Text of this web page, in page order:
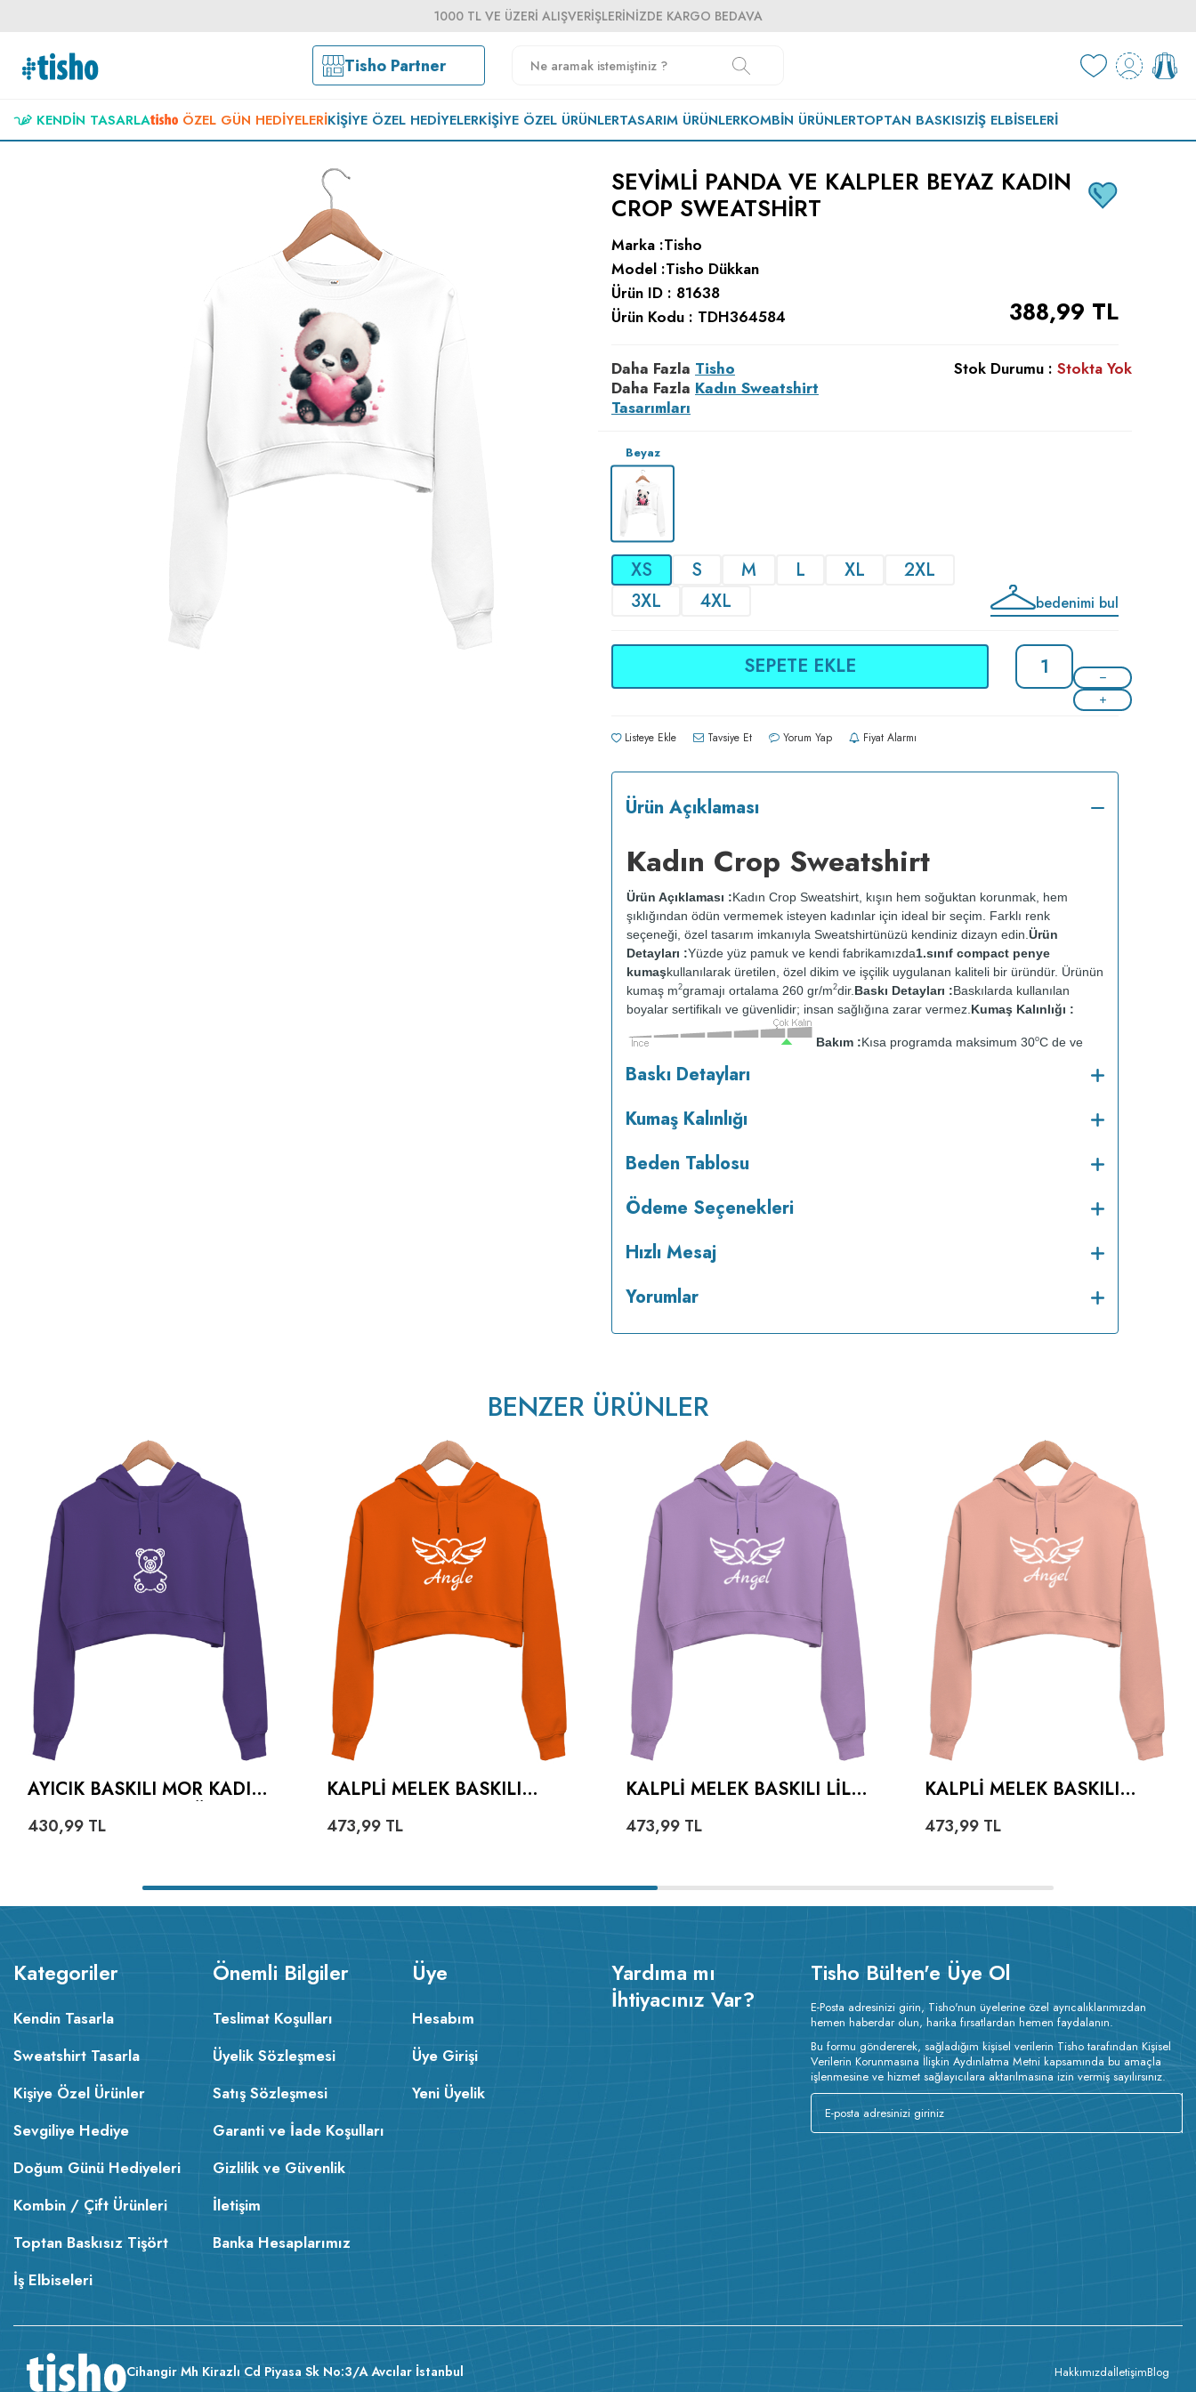
1000 TL VE ÜZERI ALIŞVERIŞLERINIZDE KARGO BEDAVA
Tisho Partner
KENDIN TASARLA ÖZEL GÜN HEDIYELERIKIŞIYE ÖZEL HEDIYELERKIŞIYE ÖZEL ÜRÜNLERTASARIM ÜRÜNLERKOMBIN ÜRÜNLERTOPTAN BASKISIZİŞ ELBISELERI
SEVIMLI PANDA VE KALPLER BEYAZ KADIN
CROP SWEATSHIRT
Marka :Tisho
Model :Tisho Dükkan
Ürün ID : 81638
Ürün Kodu : TDH364584 388,99 TL
Daha Fazla Tisho
Daha Fazla Kadın Sweatshirt
Tasarımları
Stok Durumu : Stokta Yok
Beyaz
XS S M L XL
2XL
3XL
4XL bedenimi bul
SEPETE EKLE
Listeye Ekle Tavsiye Et Yorum Yap Fiyat Alarmı
Ürün Açıklaması
Kadın Crop Sweatshirt
Ürün Açıklaması :Kadın Crop Sweatshirt, kışın hem soğuktan korunmak, hem
şıklığından ödün vermemek isteyen kadınlar için ideal bir seçim. Farklı renk
seçeneği, özel tasarım imkanıyla Sweatshirtünüzü kendiniz dizayn edin. Ürün
Detayları :Yüzde yüz pamuk ve kendi fabrikamızda1.sınıf compact penye
kumaşkullanılarak üretilen, özel dikim ve işçilik uygulanan kaliteli bir üründür. Ürünün
kumaş m2gramajı ortalama 260 gr/m2dir. Baskı Detayları :Baskılarda kullanılan
boyalar sertifikalı ve güvenlidir; insan sağlığına zarar vermez. Kumaş Kalınlığı :
Bakım :Kısa programda maksimum 30oC de ve
ısıda ve tersten ütülenir.
Baskı Detayları
Kumaş Kalınlığı
Beden Tablosu
Ödeme Seçenekleri
Hızlı Mesaj
Yorumlar
BENZER ÜRÜNLER
AYICIK BASKILI MOR KADIN
SWEATSHIRT
430,99 TL
KALPLI MELEK BASKILI
HOODIE KAPÜŞONLU
473,99 TL
KALPLI MELEK BASKILI LILA
KAPÜŞONLU SWEATSHIRT
473,99 TL
KALPLI MELEK BASKILI
HOODIE KAPÜŞONLU
473,99 TL
Kategoriler
Kendin Tasarla
Sweatshirt Tasarla
Kişiye Özel Ürünler
Sevgiliye Hediye
Doğum Günü Hediyeleri
Kombin / Çift Ürünleri
Toptan Baskısız Tişört
İş Elbiseleri
Önemli Bilgiler
Teslimat Koşulları
Üyelik Sözleşmesi
Satış Sözleşmesi
Garanti ve İade Koşulları
Gizlilik ve Güvenlik
İletişim
Banka Hesaplarımız
Üye
Hesabım
Üye Girişi
Yeni Üyelik
Yardıma mı
İhtiyacınız Var?
Tisho Bülten'e Üye Ol
E-Posta adresinizi girin, Tisho'nun üyelerine özel ayrıcalıklarımızdan
hemen haberdar olun, harika fırsatlardan hemen faydalanın.
Bu formu göndererek, sağladığım kişisel verilerin Tisho tarafından Kişisel
Verilerin Korunmasına İlişkin Aydınlatma Metni kapsamında bu amaçla
işlenmesine ve hizmet sağlayıcılara aktarılmasına izin vermiş sayılırsınız.
Cihangir Mh Kirazlı Cd Piyasa Sk No:3/A Avcılar İstanbul HakkımızdaİletişimBlog